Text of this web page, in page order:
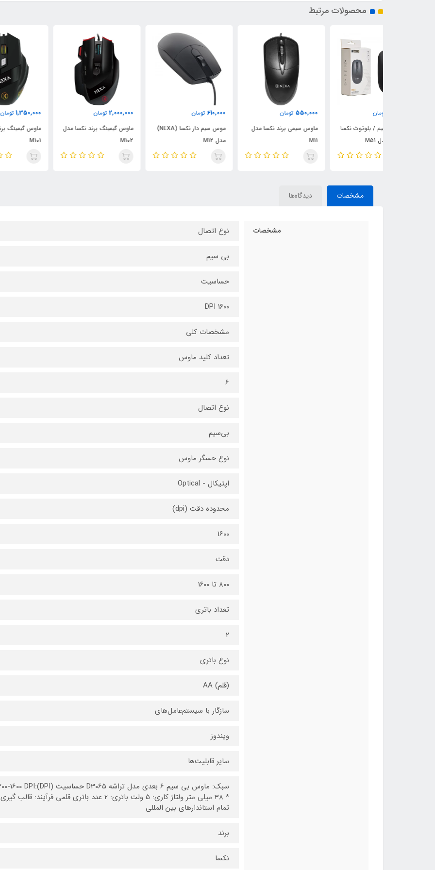
محصولات مرتبط
550,000
ماوس سیمی برند نکسا مدل
M11
610,000
موس سیم دار نکسا (NEXA)
ماوس گیمینگ برند نکسا مدل
1,350,000
ماوس گیمینگ برند نکسا مدل
مشخصات دیدگاه‌ها
مشخصات نوع اتصال
بی سیم
حساسیت
۱۶۰۰ DPI
مشخصات کلی
تعداد کلید ماوس
6
نوع اتصال
بی‌سیم
نوع حسگر ماوس
اپتیکال - Optical
محدوده دقت (dpi)
1600
دقت
۸۰۰ تا ۱۶۰۰
تعداد باتری
2
نوع باتری
(قلم) AA
سازگار با سیستم‌عامل‌های
ویندوز
سایر قابلیت‌ها
تمام استاندارهای بین المللی
برند
نکسا